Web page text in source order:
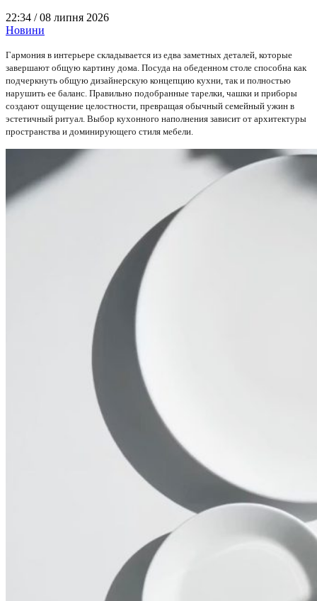
22:34 /08 липня 2026
Новини
Гармония в интерьере складывается из едва заметных деталей, которые
завершают общую картину дома. Посуда на обеденном столе способна как
подчеркнуть общую дизайнерскую концепцию кухни, так и полностью
нарушить ее баланс. Правильно подобранные тарелки, чашки и приборы
создают ощущение целостности, превращая обычный семейный ужин в
эстетичный ритуал. Выбор кухонного наполнения зависит от архитектуры
пространства и доминирующего стиля мебели.